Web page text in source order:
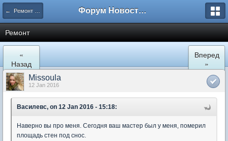
← Ремонт и обустройство Форум Новостройки
Ремонт
«
Назад
Вперед
»
Missoula
12 Jan 2016
Василевс, on 12 Jan 2016 - 15:18:
Наверно вы про меня. Сегодня ваш мастер был у меня, померил
площадь стен под снос.